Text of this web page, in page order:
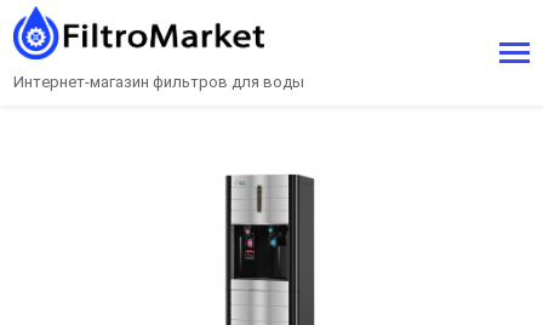
Интернет-магазин фильтров для воды